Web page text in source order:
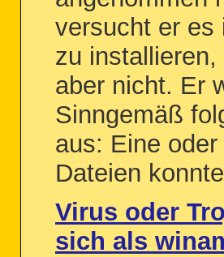
versucht er es
zu
aber nicht. Er
Sinngemäß
aus: Eine
Dateien
Virus oder
sich als